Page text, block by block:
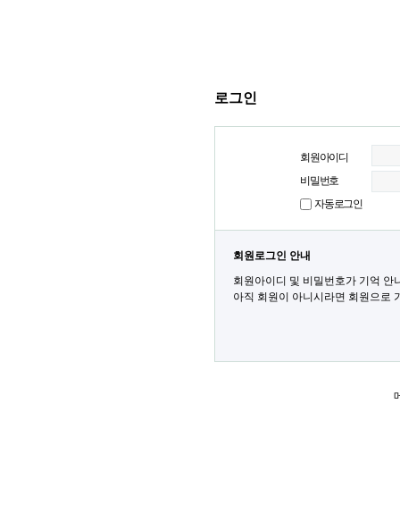
로그인
회원아이디
비밀번호
자동로그인
회원로그인 안내
회원아이디 및 비밀번호가 기억 안
아직 회원이 아니시라면 회원으로